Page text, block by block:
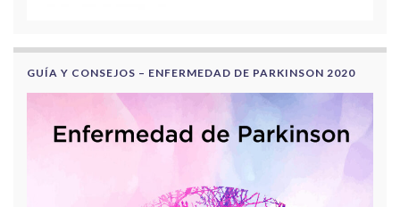
GUÍA Y CONSEJOS – ENFERMEDAD DE PARKINSON 2020